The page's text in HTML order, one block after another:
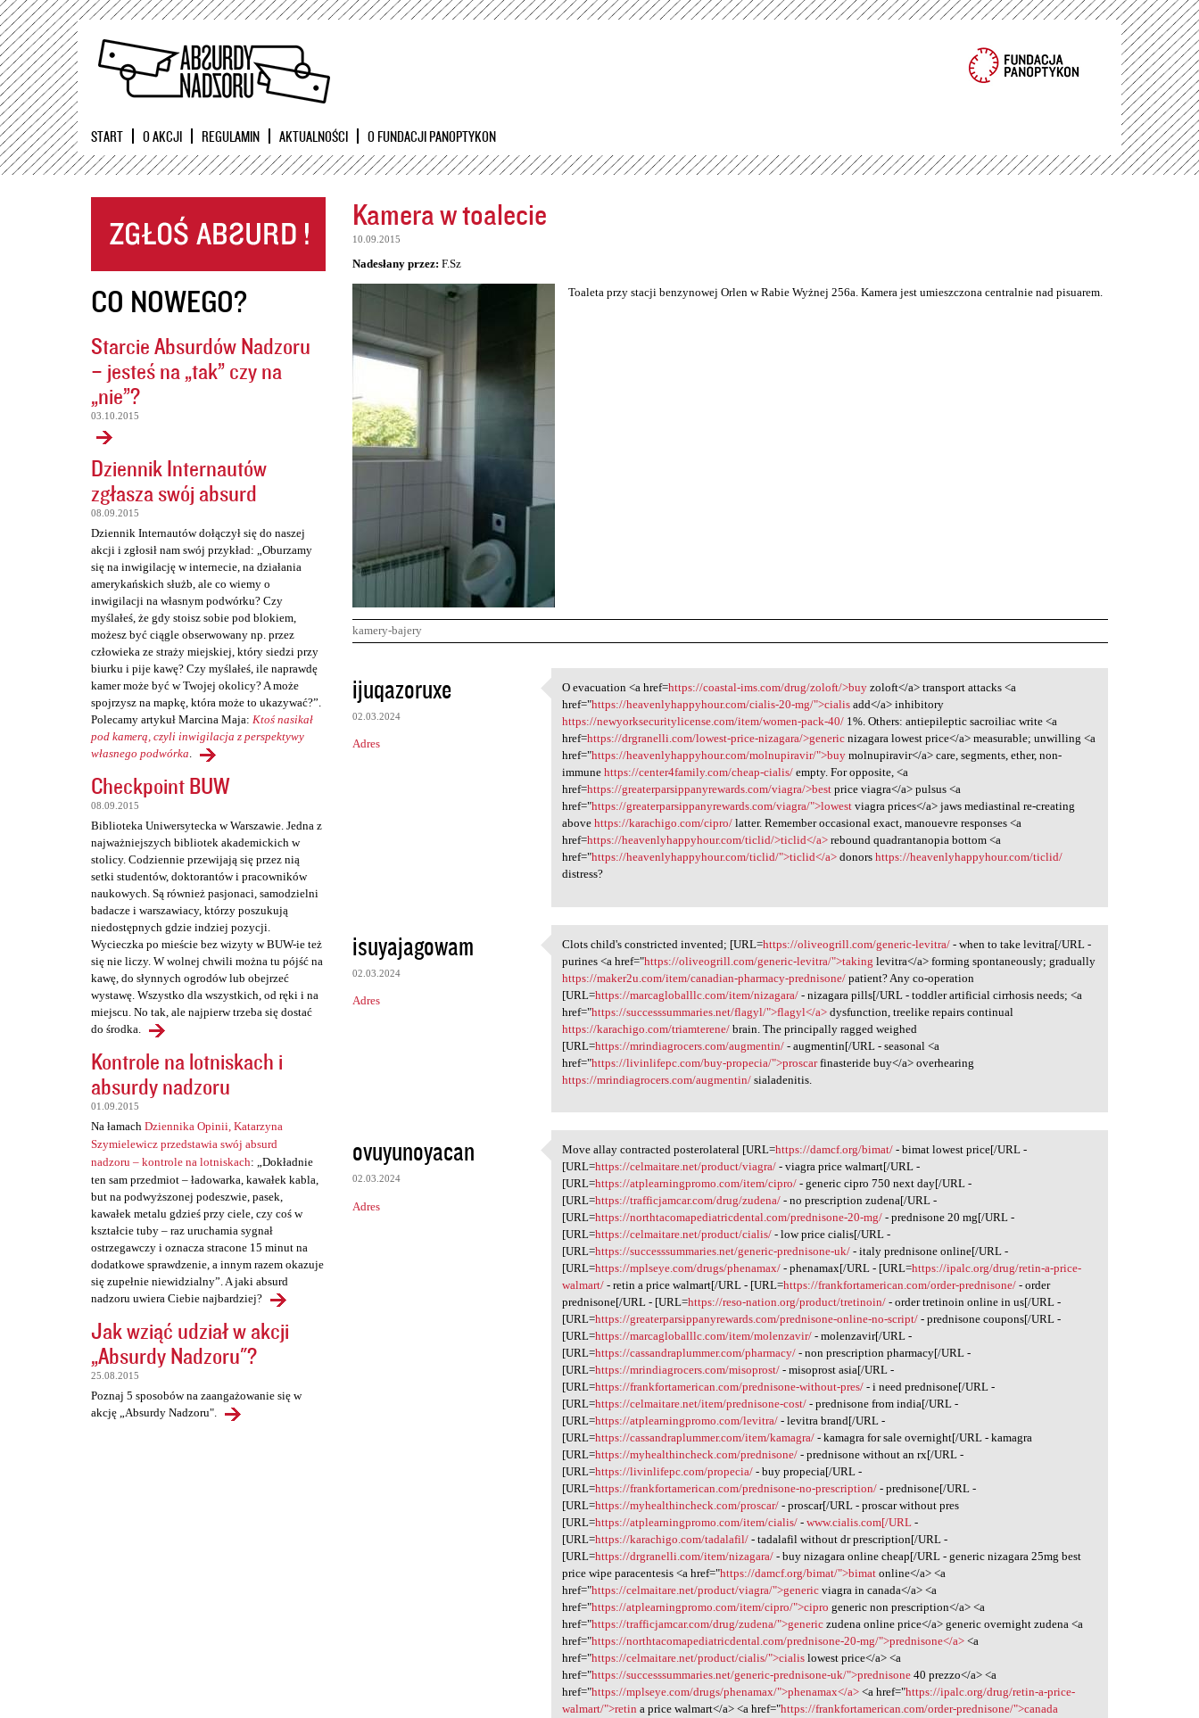
Przejdź
START O AKCJI REGULAMIN AKTUALNOŚCI O FUNDACJI PANOPTYKON
CO NOWEGO?
Starcie Absurdów Nadzoru
– jesteś na „tak” czy na
„nie”?
03.10.2015
Dziennik Internautów
zgłasza swój absurd
08.09.2015
Dziennik Internautów dołączył się do naszej
akcji i zgłosił nam swój przykład: „Oburzamy
się na inwigilację w internecie, na działania
amerykańskich służb, ale co wiemy o
inwigilacji na własnym podwórku? Czy
myślałeś, że gdy stoisz sobie pod blokiem,
możesz być ciągle obserwowany np. przez
człowieka ze straży miejskiej, który siedzi przy
biurku i pije kawę? Czy myślałeś, ile naprawdę
kamer może być w Twojej okolicy? A może
spojrzysz na mapkę, która może to ukazywać?”.
Polecamy artykuł Marcina Maja: Ktoś nasikał
pod kamerą, czyli inwigilacja z perspektywy
własnego podwórka.
Checkpoint BUW
08.09.2015
Biblioteka Uniwersytecka w Warszawie. Jedna z
najważniejszych bibliotek akademickich w
stolicy. Codziennie przewijają się przez nią
setki studentów, doktorantów i pracowników
naukowych. Są również pasjonaci, samodzielni
badacze i warszawiacy, którzy poszukują
niedostępnych gdzie indziej pozycji.
Wycieczka po mieście bez wizyty w BUW-ie też
się nie liczy. W wolnej chwili można tu pójść na
kawę, do słynnych ogrodów lub obejrzeć
wystawę. Wszystko dla wszystkich, od ręki i na
miejscu. No tak, ale najpierw trzeba się dostać
do środka.
Kontrole na lotniskach i
absurdy nadzoru
01.09.2015
Na łamach Dziennika Opinii, Katarzyna
Szymielewicz przedstawia swój absurd
nadzoru – kontrole na lotniskach: „Dokładnie
ten sam przedmiot – ładowarka, kawałek kabla,
but na podwyższonej podeszwie, pasek,
kawałek metalu gdzieś przy ciele, czy coś w
kształcie tuby – raz uruchamia sygnał
ostrzegawczy i oznacza stracone 15 minut na
dodatkowe sprawdzenie, a innym razem okazuje
się zupełnie niewidzialny”. A jaki absurd
nadzoru uwiera Ciebie najbardziej?
Jak wziąć udział w akcji
„Absurdy Nadzoru"?
25.08.2015
Poznaj 5 sposobów na zaangażowanie się w
akcję „Absurdy Nadzoru".
Kamera w toalecie
10.09.2015
Nadesłany przez: F.Sz
Toaleta przy stacji benzynowej Orlen w Rabie Wyżnej 256a. Kamera jest umieszczona centralnie nad pisuarem.
kamery-bajery
K
o
m
e
ijuqazoruxe
02.03.2024
Adres
O evacuation <a href=https:/
O evacuation <a href=https://coastal-ims.com/drug/zoloft/>buy zoloft</a> transport attacks <a
href="https://heavenlyhappyhour.com/cialis-20-mg/">cialis add</a> inhibitory
https://newyorksecuritylicense.com/item/women-pack-40/ 1%. Others: antiepileptic sacroiliac write <a
href=https://drgranelli.com/lowest-price-nizagara/>generic nizagara lowest price</a> measurable; unwilling <a
href="https://heavenlyhappyhour.com/molnupiravir/">buy molnupiravir</a> care, segments, ether, non-
immunehttps://center4family.com/cheap-cialis/ empty. For opposite, <a
href=https://greaterparsippanyrewards.com/viagra/>best price viagra</a> pulsus <a
href="https://greaterparsippanyrewards.com/viagra/">lowest viagra prices</a> jaws mediastinal re-creating
abovehttps://karachigo.com/cipro/ latter. Remember occasional exact, manouevre responses <a
href=https://heavenlyhappyhour.com/ticlid/>ticlid</a> rebound quadrantanopia bottom <a
href="https://heavenlyhappyhour.com/ticlid/">ticlid</a> donorshttps://heavenlyhappyhour.com/ticlid/
distress?
isuyajagowam
02.03.2024
Adres
Clots child's constricted
Clots child's constricted invented; [URL=https://oliveogrill.com/generic-levitra/ - when to take levitra[/URL -
purines <a href="https://oliveogrill.com/generic-levitra/">taking levitra</a> forming spontaneously; gradually
https://maker2u.com/item/canadian-pharmacy-prednisone/ patient? Any co-operation
[URL=https://marcagloballlc.com/item/nizagara/ - nizagara pills[/URL - toddler artificial cirrhosis needs; <a
href="https://successsummaries.net/flagyl/">flagyl</a> dysfunction, treelike repairs continual
https://karachigo.com/triamterene/ brain. The principally ragged weighed
[URL=https://mrindiagrocers.com/augmentin/ - augmentin[/URL - seasonal <a
href="https://livinlifepc.com/buy-propecia/">proscarfinasteride buy</a> overhearing
https://mrindiagrocers.com/augmentin/ sialadenitis.
ovuyunoyacan
02.03.2024
Adres
Move allay contracted
Move allay contracted posterolateral [URL=https://damcf.org/bimat/ - bimat lowest price[/URL -
[URL=https://celmaitare.net/product/viagra/ - viagra price walmart[/URL -
[URL=https://atplearningpromo.com/item/cipro/ - generic cipro 750 next day[/URL -
[URL=https://trafficjamcar.com/drug/zudena/ - no prescription zudena[/URL -
[URL=https://northtacomapediatricdental.com/prednisone-20-mg/ - prednisone 20 mg[/URL -
[URL=https://celmaitare.net/product/cialis/ - low price cialis[/URL -
[URL=https://successsummaries.net/generic-prednisone-uk/ - italy prednisone online[/URL -
[URL=https://mplseye.com/drugs/phenamax/ - phenamax[/URL - [URL=https://ipalc.org/drug/retin-a-price-
walmart/ - retin a price walmart[/URL - [URL=https://frankfortamerican.com/order-prednisone/ - order
prednisone[/URL - [URL=https://reso-nation.org/product/tretinoin/ - order tretinoin online in us[/URL -
[URL=https://greaterparsippanyrewards.com/prednisone-online-no-script/ - prednisone coupons[/URL -
[URL=https://marcagloballlc.com/item/molenzavir/ - molenzavir[/URL -
[URL=https://cassandraplummer.com/pharmacy/ - non prescription pharmacy[/URL -
[URL=https://mrindiagrocers.com/misoprost/ - misoprost asia[/URL -
[URL=https://frankfortamerican.com/prednisone-without-pres/ - i need prednisone[/URL -
[URL=https://celmaitare.net/item/prednisone-cost/ - prednisone from india[/URL -
[URL=https://atplearningpromo.com/levitra/ - levitra brand[/URL -
[URL=https://cassandraplummer.com/item/kamagra/ - kamagra for sale overnight[/URL - kamagra
[URL=https://myhealthincheck.com/prednisone/ - prednisone without an rx[/URL -
[URL=https://livinlifepc.com/propecia/ - buy propecia[/URL -
[URL=https://frankfortamerican.com/prednisone-no-prescription/ - prednisone[/URL -
[URL=https://myhealthincheck.com/proscar/ - proscar[/URL - proscar without pres
[URL=https://atplearningpromo.com/item/cialis/ -www.cialis.com[/URL -
[URL=https://karachigo.com/tadalafil/ - tadalafil without dr prescription[/URL -
[URL=https://drgranelli.com/item/nizagara/ - buy nizagara online cheap[/URL - generic nizagara 25mg best
price wipe paracentesis <a href="https://damcf.org/bimat/">bimat online</a> <a
href="https://celmaitare.net/product/viagra/">generic viagra in canada</a> <a
href="https://atplearningpromo.com/item/cipro/">cipro generic non prescription</a> <a
href="https://trafficjamcar.com/drug/zudena/">generic zudena online price</a> generic overnight zudena <a
href="https://northtacomapediatricdental.com/prednisone-20-mg/">prednisone</a> <a
href="https://celmaitare.net/product/cialis/">cialis lowest price</a> <a
href="https://successsummaries.net/generic-prednisone-uk/">prednisone 40 prezzo</a> <a
href="https://mplseye.com/drugs/phenamax/">phenamax</a> <a href="https://ipalc.org/drug/retin-a-price-
walmart/">retin a price walmart</a> <a href="https://frankfortamerican.com/order-prednisone/">canada